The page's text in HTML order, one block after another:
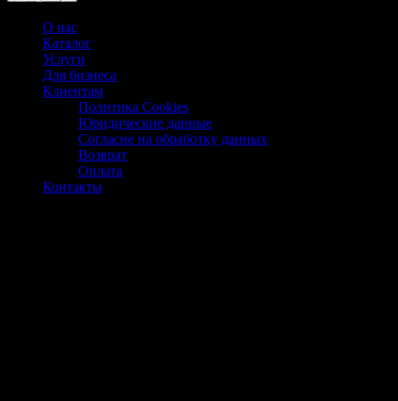
О нас
Каталог
Услуги
Для бизнеса
Клиентам
Политика Cookies
Юридические данные
Согласие на обработку данных
Возврат
Оплата
Контакты